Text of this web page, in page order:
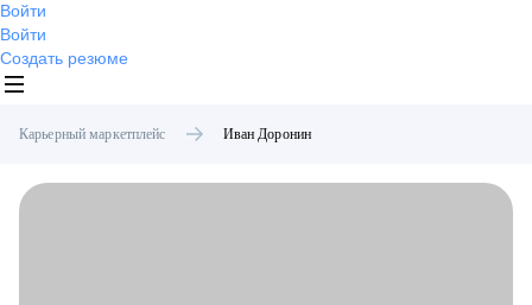
Войти
Войти
Создать резюме
Карьерный маркетплейс Иван Доронин